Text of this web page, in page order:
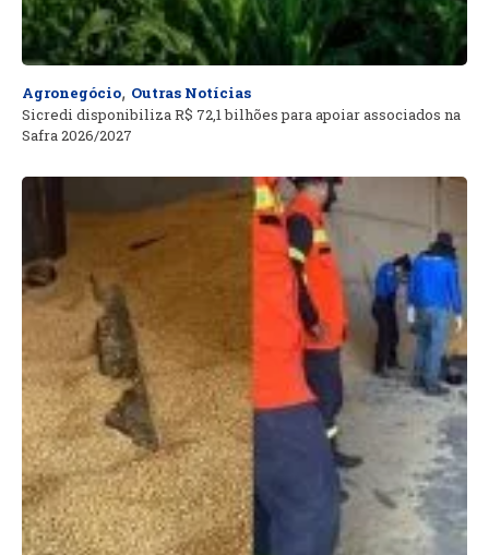
Agronegócio, Outras Notícias
Sicredi disponibiliza R$ 72,1 bilhões para apoiar associados na
Safra 2026/2027